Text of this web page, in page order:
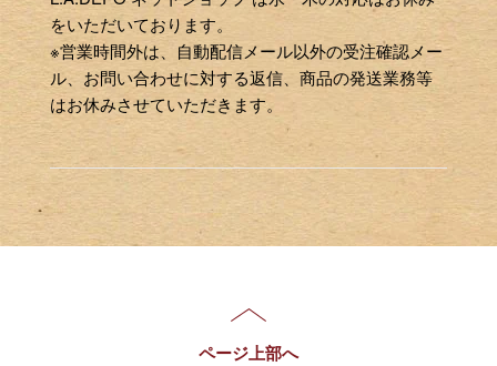
をいただいております。
※営業時間外は、自動配信メール以外の受注確認メー
ル、お問い合わせに対する返信、商品の発送業務等
はお休みさせていただきます。
ページ上部へ